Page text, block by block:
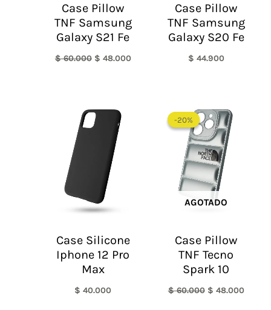
Case Pillow
TNF Samsung
Galaxy S21 Fe
$60.000 $ 48.000
Case Pillow
TNF Samsung
Galaxy S20 Fe
$ 44.900
Case Silicone
Iphone 12 Pro
Max
$ 40.000
-20%
AGOTADO
-20%
Case Pillow
TNF Tecno
Spark 10
$60.000
precio
original
era:
$ 60.000.
$ 48.000